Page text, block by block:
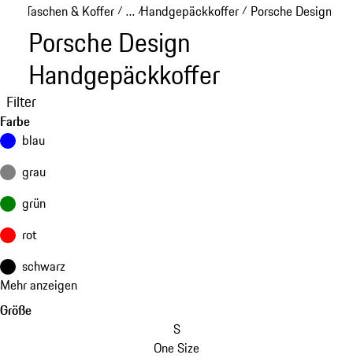
Taschen & Koffer / …
Reveal collapsed breadcrumb items
/Handgepäckkoffer / Porsche Design
Porsche Design
Handgepäckkoffer
Filter
Farbe
blau
grau
grün
rot
schwarz
Mehr anzeigen
Größe
S
One Size